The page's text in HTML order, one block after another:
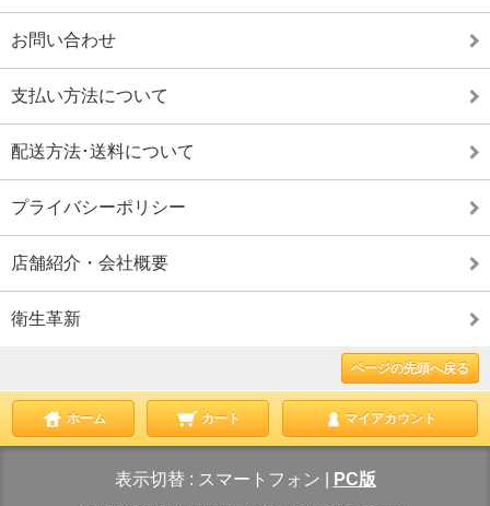
お問い合わせ
支払い方法について
配送方法･送料について
プライバシーポリシー
店舗紹介・会社概要
衛生革新
ページの先頭へ戻る
ホーム カート マイアカウント
表示切替 : スマートフォン PC版